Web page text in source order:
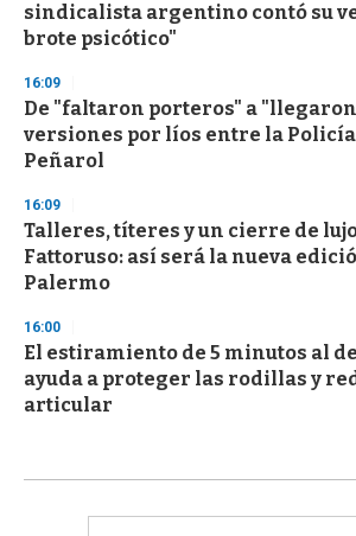
sindicalista argentino contó su
brote psicótico"
16:09
De "faltaron porteros" a
versiones por líos entre la
Peñarol
16:09
Talleres, títeres y un cierre de
Fattoruso: así será la nueva
Palermo
16:00
El estiramiento de 5 minutos al
ayuda a proteger las rodillas y
articular